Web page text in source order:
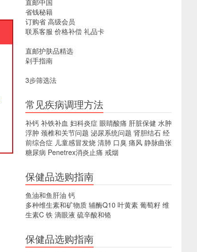
直邮中国
省钱秘籍
订购省 高级会员
联系客服 价格补偿 礼品卡
直邮护肤品精选
剁手指南
3步筛选法
常见疾病调理方法
补钙 补铁补血 妇科炎症 眼睛酸痛 肝脏保健 水肿
浮肿 颈椎和关节问题 泌尿系统问题 肾胆结石 经
前综合症 儿童感冒发烧 清肺 口臭 痛风 静脉曲张
糖尿病 Penetrex消炎止痛 戒烟
保健品选购指南
鱼油和鱼肝油 钙
多种维生素和矿物质 辅酶Q10 叶黄素 葡萄籽 维
生素C 铁 滴眼液 硫辛酸和铬
保健品选购指南